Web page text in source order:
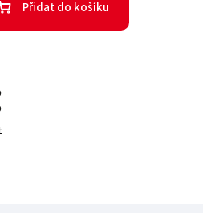
Přidat do košíku